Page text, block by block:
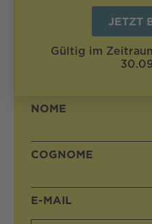
NOME
COGNOME
E-MAIL
JETZT
Gültig im